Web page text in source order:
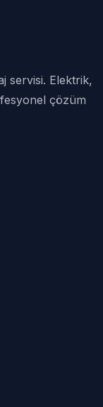
servisi. Elektrik,
çözüm